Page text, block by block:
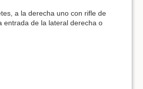
a la derecha uno con rifle de
entrada de la lateral derecha o